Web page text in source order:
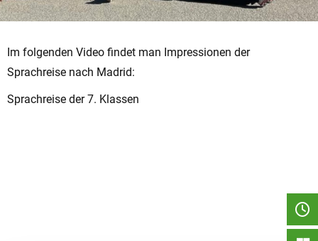
Im folgenden Video findet man Impressionen der
Sprachreise nach Madrid:
Sprachreise der 7. Klassen